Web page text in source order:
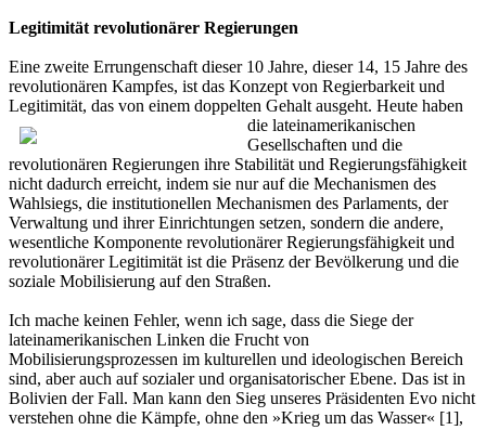
Legitimität revolutionärer Regierungen
Eine zweite Errungenschaft dieser 10 Jahre, dieser 14, 15 Jahre des
revolutionären Kampfes, ist das Konzept von Regierbarkeit und
Legitimität, das von einem doppelten Gehalt ausgeht. Heute haben
die lateinamerikanischen
Gesellschaften und die
revolutionären Regierungen ihre Stabilität und Regierungsfähigkeit
nicht dadurch erreicht, indem sie nur auf die Mechanismen des
Wahlsiegs, die institutionellen Mechanismen des Parlaments, der
Verwaltung und ihrer Einrichtungen setzen, sondern die andere,
wesentliche Komponente revolutionärer Regierungsfähigkeit und
revolutionärer Legitimität ist die Präsenz der Bevölkerung und die
soziale Mobilisierung auf den Straßen.
Ich mache keinen Fehler, wenn ich sage, dass die Siege der
lateinamerikanischen Linken die Frucht von
Mobilisierungsprozessen im kulturellen und ideologischen Bereich
sind, aber auch auf sozialer und organisatorischer Ebene. Das ist in
Bolivien der Fall. Man kann den Sieg unseres Präsidenten Evo nicht
verstehen ohne die Kämpfe, ohne den »Krieg um das Wasser« [1],